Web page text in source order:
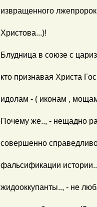
извращенного
Христова...)!
Блудница в союзе с
кто признавая Христа
идолам - ( иконам ,
Почему же.., - нещадно
совершенно
фальсификации
жидооккупанты.., - не